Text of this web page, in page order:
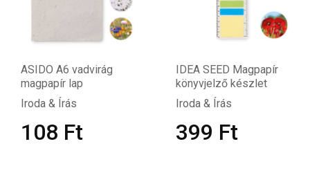
ASIDO A6 vadvirág
magpapír lap
Iroda & Írás
108 Ft
IDEA SEED Magpapír
könyvjelző készlet
Iroda & Írás
399 Ft